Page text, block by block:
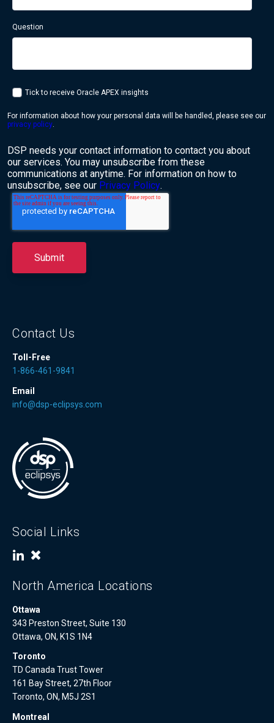
Question
Tick to receive Oracle APEX insights
For information about how your personal data will be handled, please see our
privacy policy.
DSP needs your contact information to contact you about
our services. You may unsubscribe from these
communications at anytime. For information on how to
unsubscribe, see our Privacy Policy.
Contact Us
Toll-Free
1-866-461-9841
Email
info@dsp-eclipsys.com
Social Links
North America Locations
Ottawa
343 Preston Street, Suite 130
Ottawa, ON, K1S 1N4
Toronto
TD Canada Trust Tower
161 Bay Street, 27th Floor
Toronto, ON, M5J 2S1
Montreal